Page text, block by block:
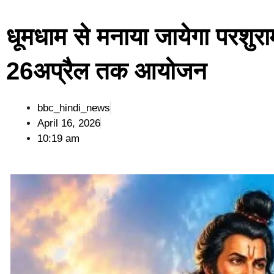
धूमधाम से मनाया जायेगा
26अप्रैल तक आयोजन
bbc_hindi_news
April 16, 2026
10:19 am